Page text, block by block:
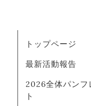
トップページ
最新活動報告
2026全体パンフ
ト